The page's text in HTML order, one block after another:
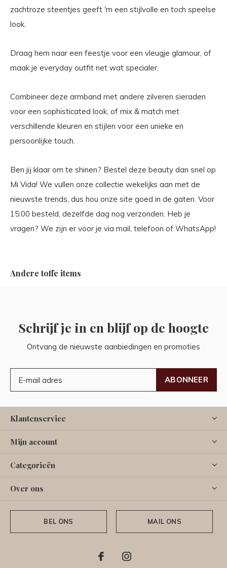
zachtroze steentjes geeft 'm een stijlvolle en toch speelse
look.
Draag hem naar een feestje voor een vleugje glamour, of
maak je everyday outfit net wat specialer.
Combineer deze armband met andere zilveren sieraden
voor een sophisticated look, of mix & match met
verschillende kleuren en stijlen voor een unieke en
persoonlijke touch.
Ben jij klaar om te shinen? Bestel deze beauty dan snel op
Mi Vida! We vullen onze collectie wekelijks aan met de
nieuwste trends, dus hou onze site goed in de gaten. Voor
15:00 besteld, dezelfde dag nog verzonden. Heb je
vragen? We zijn er voor je via mail, telefoon of WhatsApp!
Andere toffe items
Schrijf je in en blijf op de hoogte
Ontvang de nieuwste aanbiedingen en promoties
ABONNEER
Klantenservice
Mijn account
Categorieën
Over ons
BEL ONS MAIL ONS